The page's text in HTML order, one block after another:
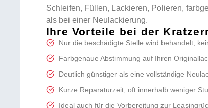
Schleifen, Füllen, Lackieren, Polieren,
als bei einer Neulackierung.
Ihre Vorteile bei der
Nur die beschädigte Stelle wird behandelt,
Farbgenaue Abstimmung auf Ihren
Deutlich günstiger als eine vollständige
Kurze Reparaturzeit, oft innerhalb weniger
Ideal auch für die Vorbereitung zur